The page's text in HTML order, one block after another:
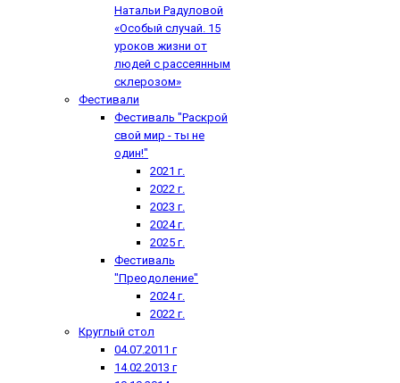
Натальи Радуловой
«Особый случай. 15
уроков жизни от
людей с рассеянным
склерозом»
Фестивали
Фестиваль "Раскрой
свой мир - ты не
один!"
2021 г.
2022 г.
2023 г.
2024 г.
2025 г.
Фестиваль
"Преодоление"
2024 г.
2022 г.
Круглый стол
04.07.2011 г
14.02.2013 г